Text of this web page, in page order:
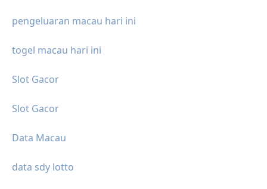
pengeluaran macau hari ini
togel macau hari ini
Slot Gacor
Slot Gacor
Data Macau
data sdy lotto